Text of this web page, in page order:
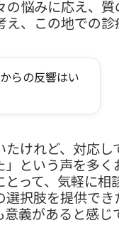
の悩みに応え、質
え、この地での診
らの反響はい
たけれど、対応し
」という声を多く
って、気軽に相
選択肢を提供でき
意義があると感じ